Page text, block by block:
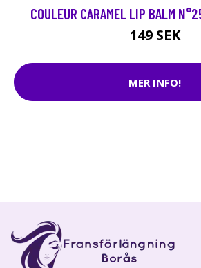
COULEUR CARAMEL LIP BALM
149 SEK
MER INFO!